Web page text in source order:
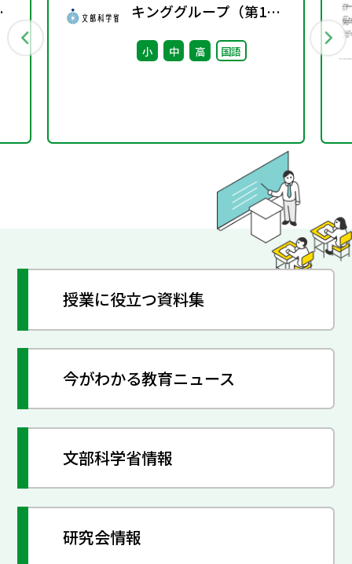
キンググループ（第1
回） 配付資料
小 中 高 国語
授業に役立つ資料集
今がわかる教育ニュース
文部科学省情報
研究会情報